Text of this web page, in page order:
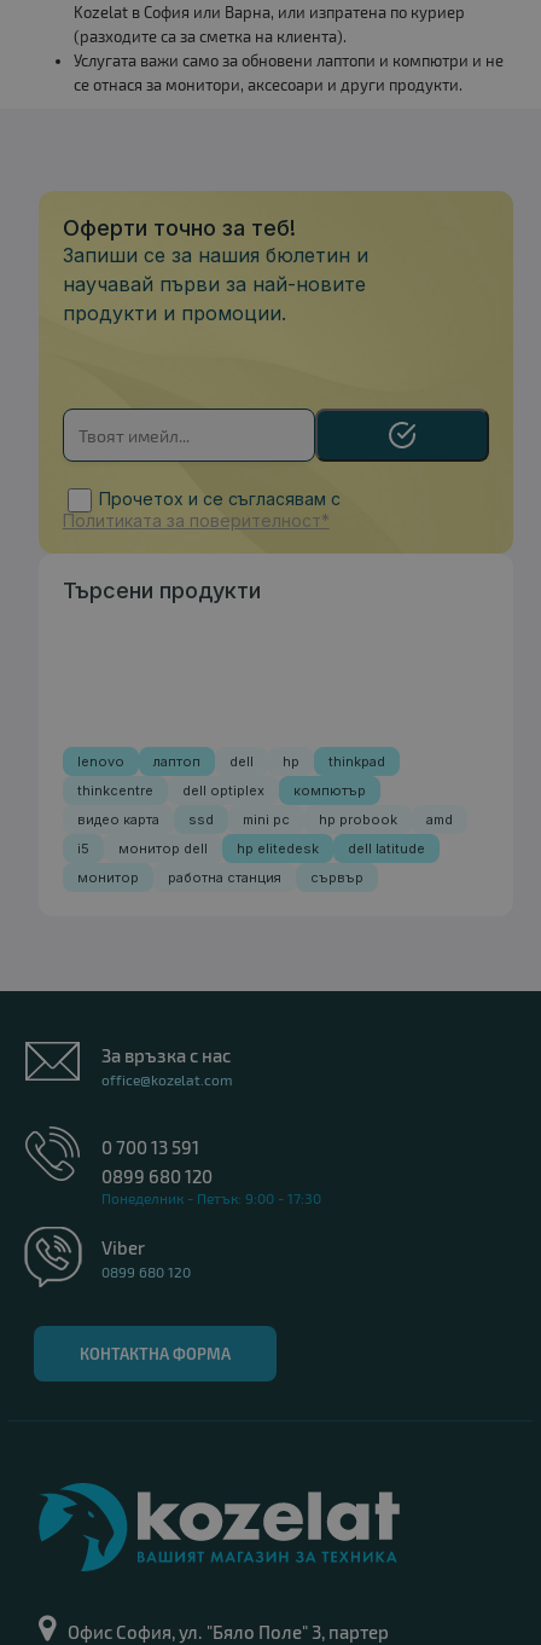
Kozelat в София или Варна, или изпратена по куриер
(разходите са за сметка на клиента).
Услугата важи само за обновени лаптопи и компютри и не
се отнася за монитори, аксесоари и други продукти.
Оферти точно за теб!
Запиши се за нашия бюлетин и
научавай първи за най-новите
продукти и промоции.
Прочетох и се съгласявам с
Политиката за поверителност*
Търсени продукти
lenovo лаптоп dell hp
thinkpad
thinkcentre
dell optiplex
компютър
видео карта
ssd mini pc hp probook
amd
i5
монитор dell hp elitedesk
dell latitude
монитор
работна станция сървър
За връзка с нас
office@kozelat.com
0 700 13 591
0899 680 120
Понеделник - Петък: 9:00 - 17:30
Viber
0899 680 120
КОНТАКТНА ФОРМА
Офис София, ул. "Бяло Поле" 3, партер